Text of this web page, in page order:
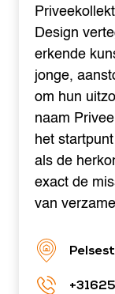
Design
erkende
jonge,
om hun
naam
het
als de
exact de
van